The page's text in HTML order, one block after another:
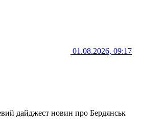
01.08.2026, 09:17
дайджест новин про Бердянськ